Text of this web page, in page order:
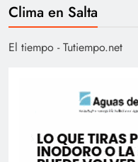
Clima en Salta
El tiempo - Tutiempo.net